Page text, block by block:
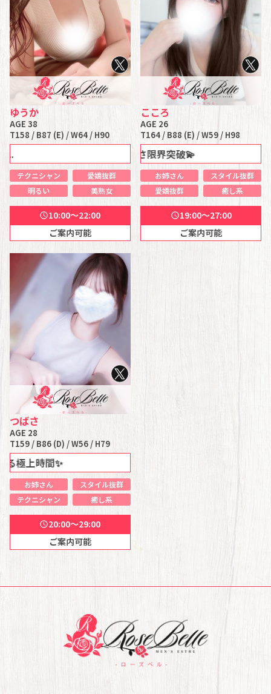
ゆうか
AGE 38
T158 / B87 (E) / W64 / H90
テクニシャン
愛嬌抜群
明るい
美熟女
schedule10:00～22:00
ご案内可能
こころ
AGE 26
T164 / B88 (E) / W59 / H98
極施術×癒しの可愛さ限界突破💫
お姉さん
スタイル抜群
愛嬌抜群
癒し系
schedule19:00～27:00
ご案内可能
つばさ
AGE 28
T159 / B86 (D) / W56 / H79
時間✨
お姉さん
スタイル抜群
テクニシャン
癒し系
schedule20:00～29:00
ご案内可能